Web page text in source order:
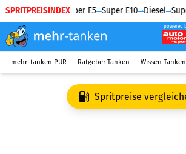
SPRITPREISINDEX
Diesel Super E5 Super E10 Diesel
powered
mehr-tanken PUR Ratgeber Tanken Wissen Tanken
Spritpreise